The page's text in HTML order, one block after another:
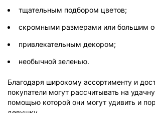
тщательным подбором цветов;
скромными размерами или большим
привлекательным декором;
необычной зеленью.
Благодаря широкому ассортименту и
покупатели могут рассчитывать на
помощью которой они могут удивить и